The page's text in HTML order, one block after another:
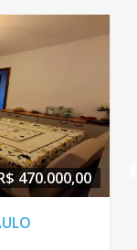
470.000,00